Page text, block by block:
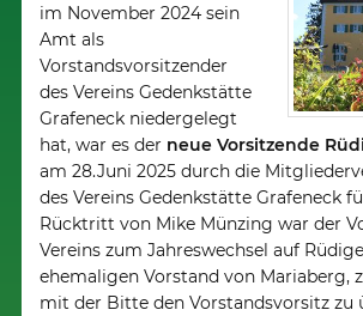
im November 2024 sein
Amt als
Vorstandsvorsitzender
des Vereins Gedenkstätte
Grafeneck niedergelegt
hat, war es der neue Vorsitzende
am 28.Juni 2025 durch die
des Vereins Gedenkstätte Grafeneck
Rücktritt von Mike Münzing war der
Vereins zum Jahreswechsel auf
ehemaligen Vorstand von Mariaberg,
mit der Bitte den Vorstandsvorsitz zu